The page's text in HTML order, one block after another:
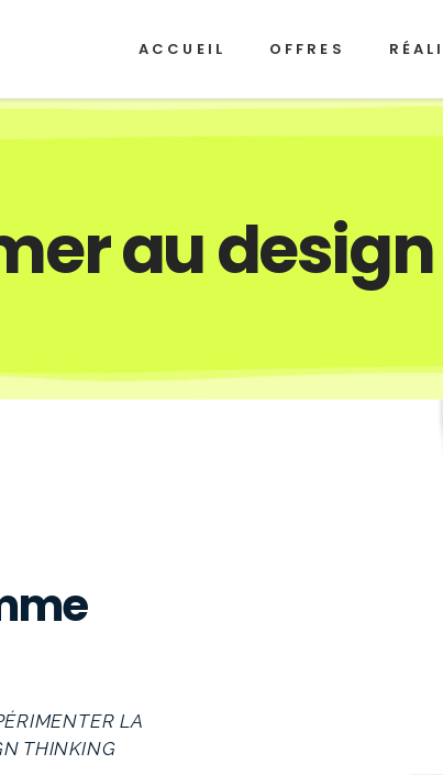
ACCUEIL OFFRES
au
LA
THINKING